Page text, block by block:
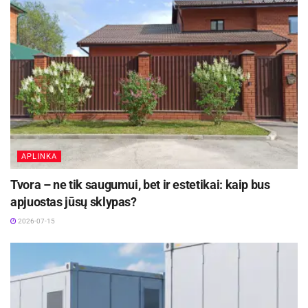
ne kovoja, o
originaliai viena kitą papildo. Knyga „Jei mėnulis
būtų nulis“ skirta tiems, kurie dar tik pradeda
pažintį su skaičiais. Knyga ne tik padeda įsiminti
APLINKA
Tvora – ne tik saugumui, bet ir estetikai: kaip bus
apjuostas jūsų sklypas?
2026-07-15